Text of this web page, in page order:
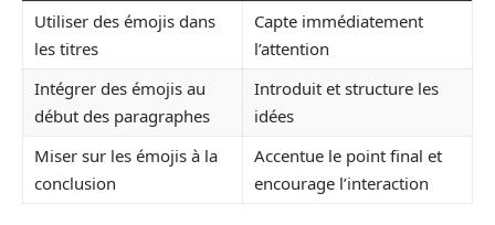
Utiliser des émojis dans
les titres
Capte immédiatement
l’attention
Intégrer des émojis au
début des paragraphes
Introduit et structure les
idées
Miser sur les émojis à la
conclusion
Accentue le point final et
encourage l’interaction